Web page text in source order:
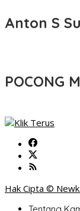
Anton S
POCONG
Hak Cipta ©